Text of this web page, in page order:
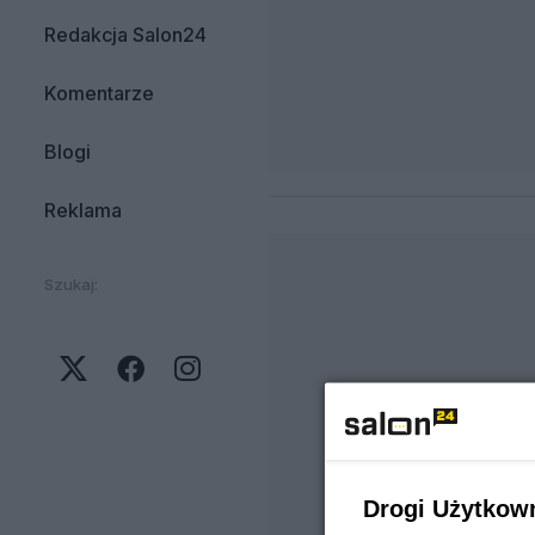
Redakcja Salon24
Komentarze
Blogi
Reklama
Szukaj:
Drogi